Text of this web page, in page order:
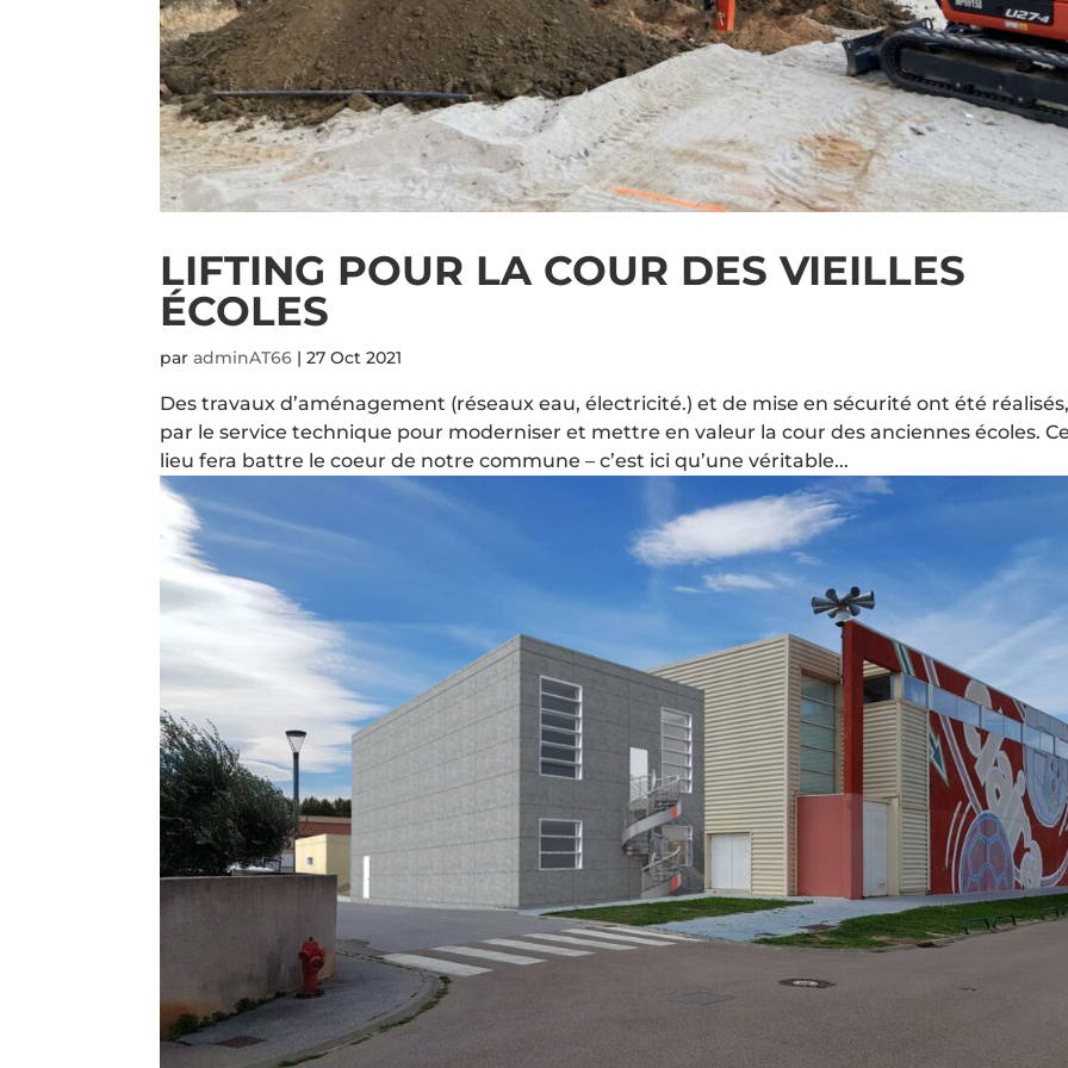
LIFTING POUR LA COUR DES VIEILLES
ÉCOLES
paradminAT66 |27 Oct 2021
Des travaux d’aménagement (réseaux eau, électricité.) et de mise en sécurité ont été
par le service technique pour moderniser et mettre en valeur la cour des anciennes écoles.
lieu fera battre le coeur de notre commune – c’est ici qu’une véritable...